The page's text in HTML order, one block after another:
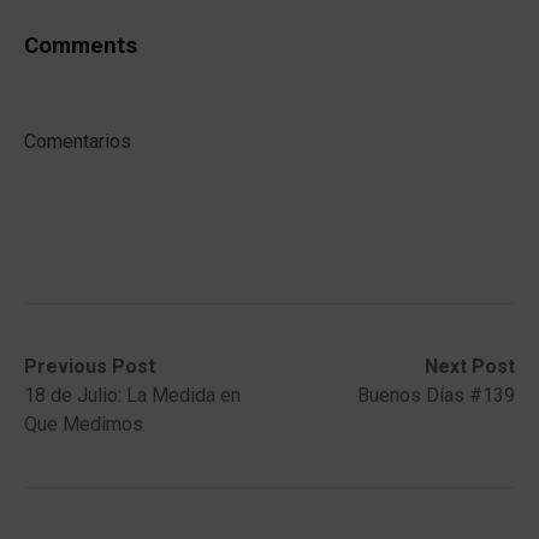
Comments
Comentarios
Post
navigation
Previous Post
Previous
post:18 de Julio: La Medida en
Que Medimos
Next Post
Next
post:
Buenos Días #139